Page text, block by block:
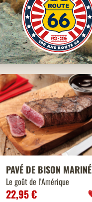
PAVÉ DE BISON MARINÉ
Le goût de l'Amérique
22,95 €